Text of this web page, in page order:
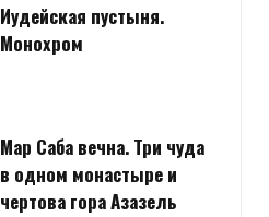
Иудейская пустыня.
Монохром
Мар Саба вечна. Три чуда
в одном монастыре и
чертова гора Азазель